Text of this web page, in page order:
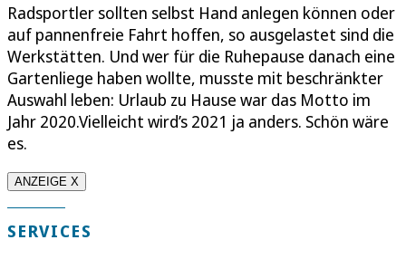
Radsportler sollten selbst Hand anlegen können oder
auf pannenfreie Fahrt hoffen, so ausgelastet sind die
Werkstätten. Und wer für die Ruhepause danach eine
Gartenliege haben wollte, musste mit beschränkter
Auswahl leben: Urlaub zu Hause war das Motto im
Jahr 2020.Vielleicht wird’s 2021 ja anders. Schön wäre
es.
ANZEIGE X
SERVICES